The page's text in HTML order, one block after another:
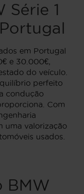
Série 1
em Portugal
e 30.000€,
do veículo.
perfeito
condução
Com
uma valorização
usados.
BMW